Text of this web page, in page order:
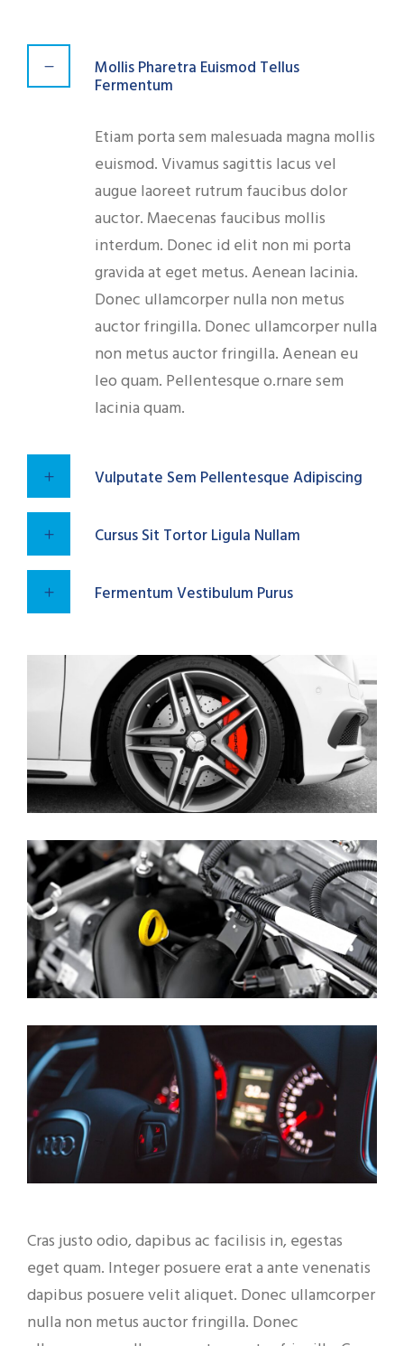
Mollis Pharetra Euismod Tellus
Fermentum
Etiam porta sem malesuada magna mollis
euismod. Vivamus sagittis lacus vel
augue laoreet rutrum faucibus dolor
auctor. Maecenas faucibus mollis
interdum. Donec id elit non mi porta
gravida at eget metus. Aenean lacinia.
Donec ullamcorper nulla non metus
auctor fringilla. Donec ullamcorper nulla
non metus auctor fringilla. Aenean eu
leo quam. Pellentesque o.rnare sem
lacinia quam.
Vulputate Sem Pellentesque Adipiscing
Cursus Sit Tortor Ligula Nullam
Fermentum Vestibulum Purus
Cras justo odio, dapibus ac facilisis in, egestas
eget quam. Integer posuere erat a ante venenatis
dapibus posuere velit aliquet. Donec ullamcorper
nulla non metus auctor fringilla. Donec